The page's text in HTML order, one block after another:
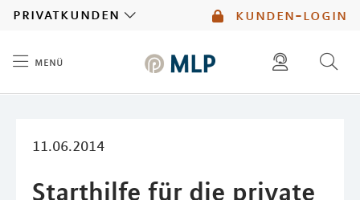
kunden-login
privatkunden
menü
11.06.2014
Starthilfe für die private